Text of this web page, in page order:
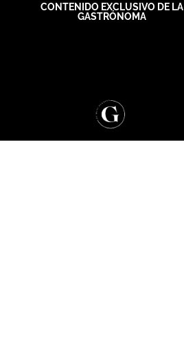
CONTENIDO EXCLUSIVO DE LA
GASTRÓNOMA